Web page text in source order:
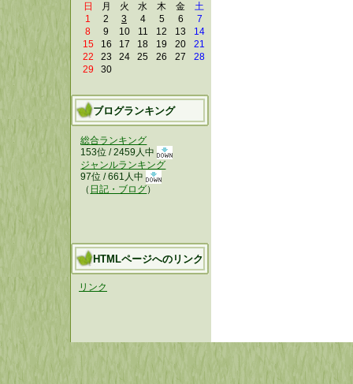
日
月 火 水 木 金
土
1
2 3 4 5 6
7
8
9 10 11 12 13
14
15
16 17 18 19 20
21
22
23 24 25 26 27
28
29
30
ブログランキング
総合ランキング
153位 / 2459人中
ジャンルランキング
97位 / 661人中
（ 日記・ブログ）
HTMLページへのリンク
リンク